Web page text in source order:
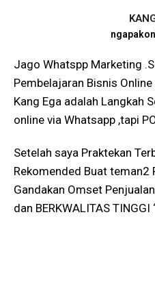
Jago Whatspp Marketing
Pembelajaran Bisnis
Kang Ega adalah Langkah
online via Whatsapp ,tapi
Setelah saya Praktekan
Rekomended Buat teman2
Gandakan Omset
dan BERKWALITAS TINGGI